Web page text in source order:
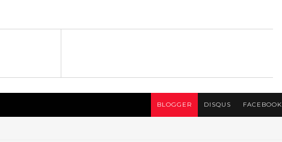
BLOGGER DISQUS FACEBOOK